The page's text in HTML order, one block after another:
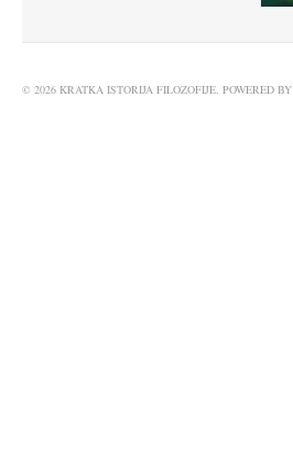
© 2026 KRATKA ISTORIJA FILOZOFIJE. POWERED BY